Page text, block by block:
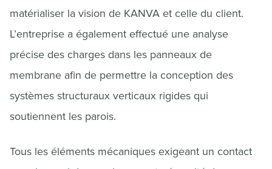
matérialiser la vision de KANVA et celle du client.
L’entreprise a également effectué une analyse
précise des charges dans les panneaux de
membrane afin de permettre la conception des
systèmes structuraux verticaux rigides qui
soutiennent les parois.
Tous les éléments mécaniques exigeant un contact